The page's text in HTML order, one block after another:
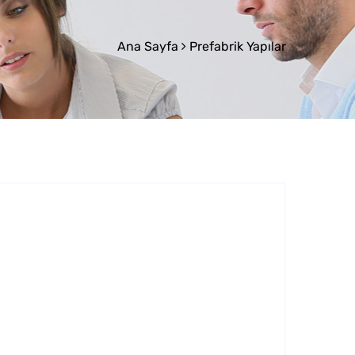
Ana Sayfa Prefabrik Yapılar